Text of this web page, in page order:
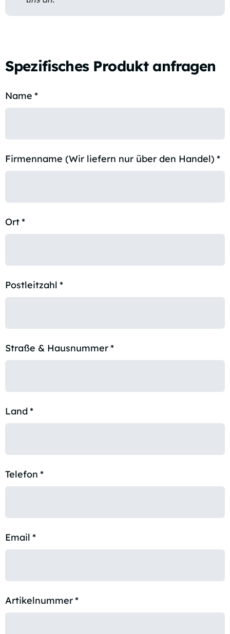
Spezifisches Produkt anfragen
Name *
Firmenname (Wir liefern nur über den Handel) *
Ort*
Postleitzahl *
Straße & Hausnummer*
Land*
Telefon *
Email *
Artikelnummer*